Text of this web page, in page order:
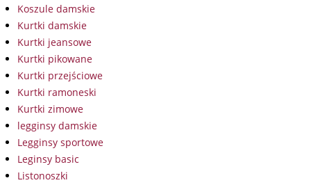
Koszule damskie
Kurtki damskie
Kurtki jeansowe
Kurtki pikowane
Kurtki przejściowe
Kurtki ramoneski
Kurtki zimowe
legginsy damskie
Legginsy sportowe
Leginsy basic
Listonoszki